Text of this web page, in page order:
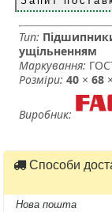
Тип:
ущільненням
Маркування:
Розміри: 40 ×68 ×
Виробник:
Способи
Нова пошта